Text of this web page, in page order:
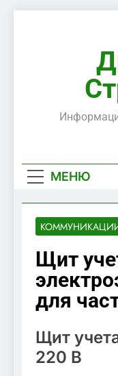
МЕНЮ
Щит
для
Щит
220 В